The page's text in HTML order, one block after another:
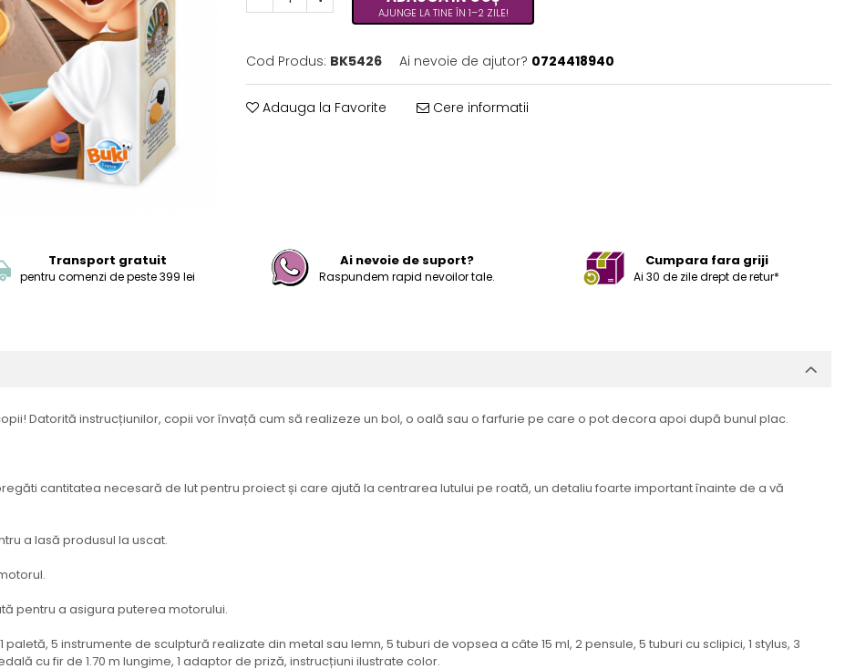
AJUNGE LA TINE ÎN 1–2 ZILE!
Cod Produs: BK5426 Ai nevoie de ajutor? 0724418940
Adauga la Favorite Cere informatii
Transport gratuit
pentru comenzi de peste 399 lei
Ai nevoie de suport?
Raspundem rapid nevoilor tale.
Cumpara fara griji
Ai 30 de zile drept de retur*
Datorită instrucțiunilor, copii vor învață cum să realizeze un bol, o oală sau o farfurie pe care o pot decora apoi după bunul plac.
cantitatea necesară de lut pentru proiect și care ajută la centrarea lutului pe roată, un detaliu foarte important înainte de a vă
a lasă produsul la uscat.
pentru a asigura puterea motorului.
paletă, 5 instrumente de sculptură realizate din metal sau lemn, 5 tuburi de vopsea a câte 15 ml, 2 pensule, 5 tuburi cu sclipici, 1 stylus, 3
cu fir de 1.70 m lungime, 1 adaptor de priză, instrucțiuni ilustrate color.